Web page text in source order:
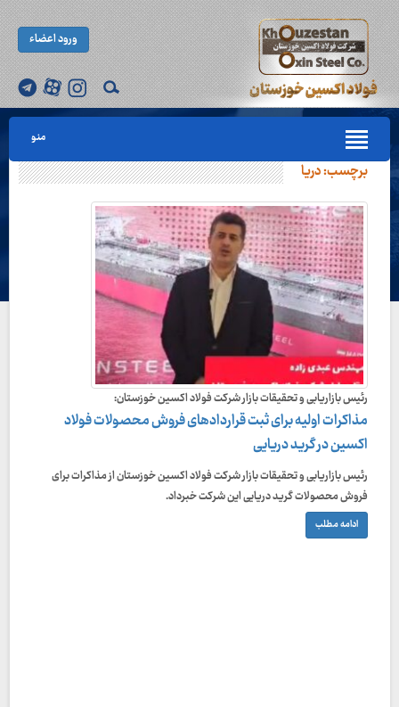
ورود اعضاء
منو
برچسب:دریا
رئیس بازاریابی و تحقیقات بازار شرکت فولاد اکسین خوزستان:
مذاکرات اولیه برای ثبت قراردادهای فروش محصولات فولاد
اکسین در گرید دریایی
رئیس بازاریابی و تحقیقات بازار شرکت فولاد اکسین خوزستان از مذاکرات برای
فروش محصولات گرید دریایی این شرکت خبرداد.
ادامه مطلب